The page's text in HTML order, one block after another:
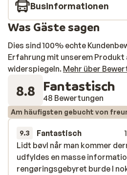
Businformationen
Was Gäste sagen
Dies sind 100% echte
Erfahrung mit unserem
widerspiegeln. Mehr über
8.8 Fantastisch
48 Bewertungen
Am häufigsten gebucht von
9.3 Fantastisch
Lidt bøvl når man kommer
udfyldes en masse
rengøringsgebyret burde I
Lidt bøvl når man kommer
udfyldes en masse
rengøringsgebyret burde I